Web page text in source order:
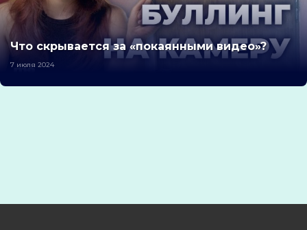
Что скрывается за «покаянными видео»?
7 июля 2024